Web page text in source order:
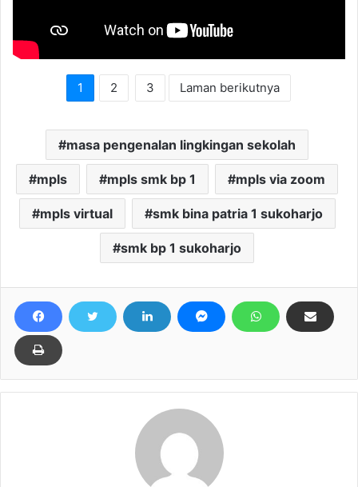
1 2 3 Laman berikutnya
masa pengenalan lingkingan sekolah
mpls mpls smk bp 1 mpls via zoom
mpls virtual smk bina patria 1 sukoharjo
smk bp 1 sukoharjo